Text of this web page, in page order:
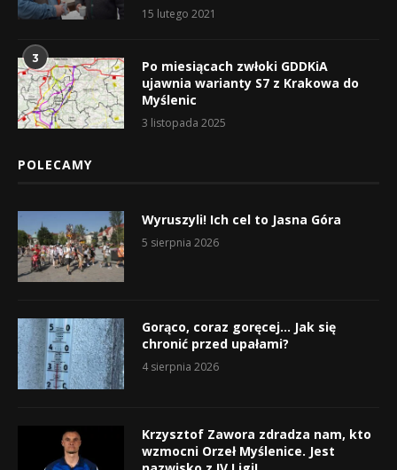
15 lutego 2021
3
Po miesiącach zwłoki GDDKiA
ujawnia warianty S7 z Krakowa do
Myślenic
3 listopada 2025
POLECAMY
Wyruszyli! Ich cel to Jasna Góra
5 sierpnia 2026
Gorąco, coraz goręcej… Jak się
chronić przed upałami?
4 sierpnia 2026
Krzysztof Zawora zdradza nam, kto
wzmocni Orzeł Myślenice. Jest